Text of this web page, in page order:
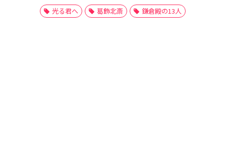
光る君へ
葛飾北斎 鎌倉殿の13人